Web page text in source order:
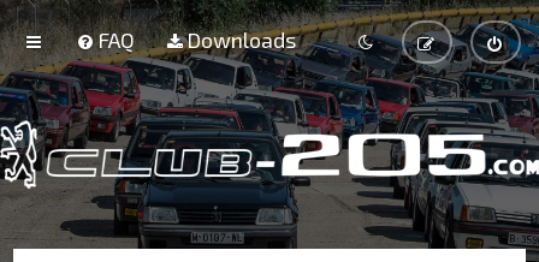
FAQ Downloads